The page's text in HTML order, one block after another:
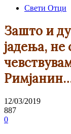
Свети Отци
Зашто и
јадења, не
12/03/2019
887
0